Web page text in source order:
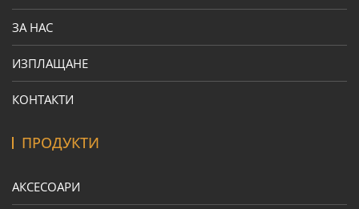
ЗА НАС
ИЗПЛАЩАНЕ
КОНТАКТИ
ПРОДУКТИ
АКСЕСОАРИ